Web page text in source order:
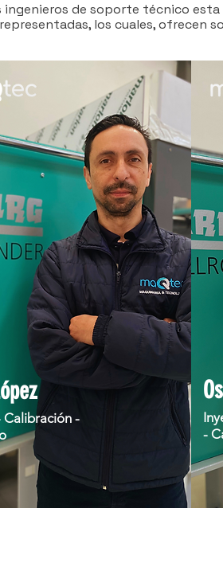
ingenieros de soporte técnico
los cuales, ofrecen
Calibración -
-